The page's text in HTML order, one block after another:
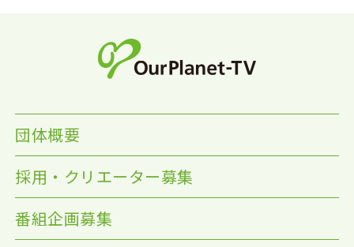
団体概要
採用・クリエーター募集
番組企画募集